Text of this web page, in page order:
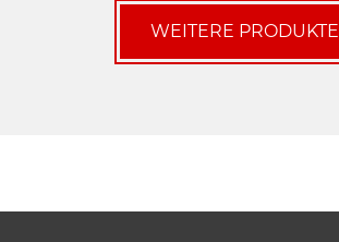
WEITERE PRODUKTE